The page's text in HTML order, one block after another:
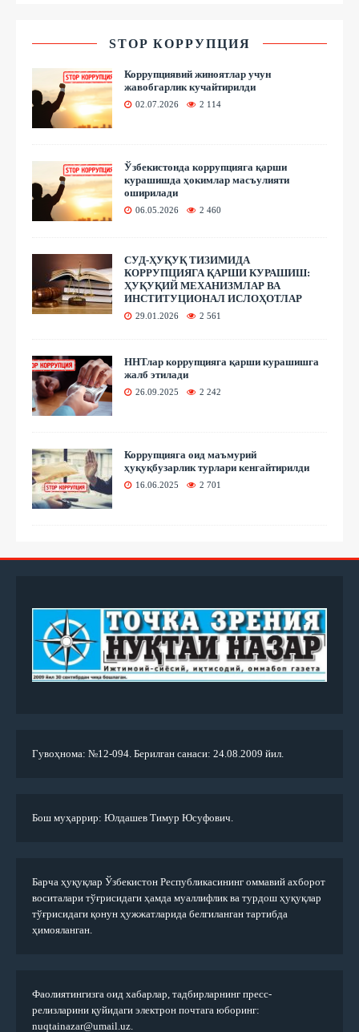
STOP КОРРУПЦИЯ
Коррупциявий жиноятлар учун
жавобгарлик кучайтирилди
02.07.2026 2 114
Ўзбекистонда коррупцияга қарши
курашишда ҳокимлар масъулияти
оширилади
06.05.2026 2 460
СУД-ҲУҚУҚ ТИЗИМИДА
КОРРУПЦИЯГА ҚАРШИ КУРАШИШ:
ҲУҚУҚИЙ МЕХАНИЗМЛАР ВА
ИНСТИТУЦИОНАЛ ИСЛОҲОТЛАР
29.01.2026 2 561
ННТлар коррупцияга қарши курашишга
жалб этилади
26.09.2025 2 242
Коррупцияга оид маъмурий
ҳуқуқбузарлик турлари кенгайтирилди
16.06.2025 2 701
Гувоҳнома: №12-094. Берилган санаси: 24.08.2009 йил.
Бош муҳаррир: Юлдашев Тимур Юсуфович.
Барча ҳуқуқлар Ўзбекистон Республикасининг оммавий ахборот
воситалари тўғрисидаги ҳамда муаллифлик ва турдош ҳуқуқлар
тўғрисидаги қонун ҳужжатларида белгиланган тартибда
ҳимояланган.
Фаолиятингизга оид хабарлар, тадбирларнинг пресс-
релизларини қуйидаги электрон почтага юборинг:
nuqtainazar@umail.uz.